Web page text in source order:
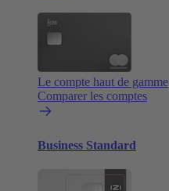
Le compte haut de gamme
Comparer les comptes
Business Standard